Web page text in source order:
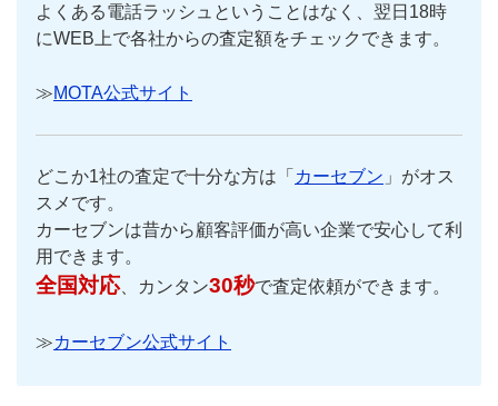
よくある電話ラッシュということはなく、翌日18時
にWEB上で各社からの査定額をチェックできます。
≫MOTA公式サイト
どこか1社の査定で十分な方は「 カーセブン 」がオス
スメです。
カーセブンは昔から顧客評価が高い企業で安心して利
用できます。
全国対応、カンタン30秒で査定依頼ができます。
≫カーセブン公式サイト